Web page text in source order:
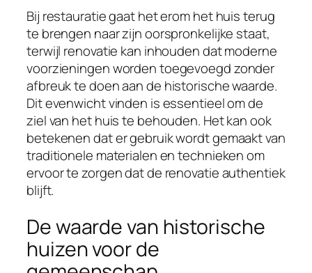
Bij restauratie gaat het erom het huis terug
te brengen naar zijn oorspronkelijke staat,
terwijl renovatie kan inhouden dat moderne
voorzieningen worden toegevoegd zonder
afbreuk te doen aan de historische waarde.
Dit evenwicht vinden is essentieel om de
ziel van het huis te behouden. Het kan ook
betekenen dat er gebruik wordt gemaakt van
traditionele materialen en technieken om
ervoor te zorgen dat de renovatie authentiek
blijft.
De waarde van historische
huizen voor de